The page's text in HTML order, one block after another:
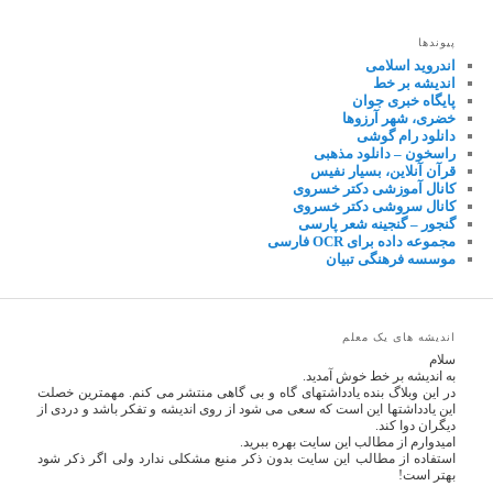
پیوندها
اندروید اسلامی
اندیشه بر خط
پایگاه خبری جوان
خضری، شهر آرزوها
دانلود رام گوشی
راسخون – دانلود مذهبی
قرآن آنلاین، بسیار نفیس
کانال آموزشی دکتر خسروی
کانال سروشی دکتر خسروی
گنجور – گنجینه شعر پارسی
مجموعه داده برای OCR فارسی
موسسه فرهنگی تبیان
اندیشه های یک معلم
سلام
به اندیشه بر خط خوش آمدید.
در این وبلاگ بنده یادداشتهای گاه و بی گاهی منتشر می کنم. مهمترین خصلت
این یادداشتها این است که سعی می شود از روی اندیشه و تفکر باشد و دردی از
دیگران دوا کند.
امیدوارم از مطالب این سایت بهره ببرید.
استفاده از مطالب این سایت بدون ذکر منبع مشکلی ندارد ولی اگر ذکر شود
بهتر است!